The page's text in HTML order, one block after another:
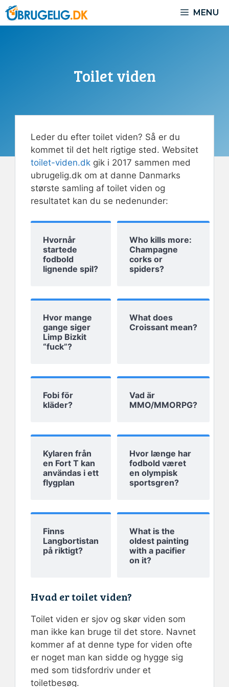
Hop
MENU
Toilet viden
Leder du efter toilet viden? Så er du
kommet til det helt rigtige sted. Websitet
toilet-viden.dk gik i 2017 sammen med
ubrugelig.dk om at danne Danmarks
største samling af toilet viden og
resultatet kan du se nedenunder:
Hvornår
startede
fodbold
lignende spil?
Who kills more:
Champagne
corks or
spiders?
Hvor mange
gange siger
Limp Bizkit
“fuck”?
What does
Croissant mean?
Fobi för
kläder?
Vad är
MMO/MMORPG?
Kylaren från
en Fort T kan
användas i ett
flygplan
Hvor længe har
fodbold været
en olympisk
sportsgren?
Finns
Langbortistan
på riktigt?
What is the
oldest painting
with a pacifier
on it?
Hvad er toilet viden?
Toilet viden er sjov og skør viden som
man ikke kan bruge til det store. Navnet
kommer af at denne type for viden ofte
er noget man kan sidde og hygge sig
med som tidsfordriv under et
toiletbesøg.